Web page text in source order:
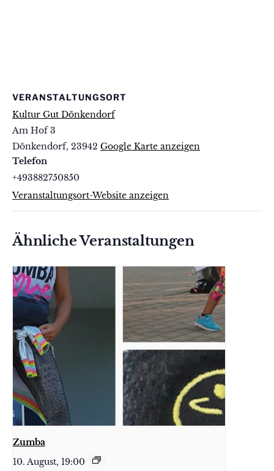
VERANSTALTUNGSORT
Kultur Gut Dönkendorf
Am Hof 3
Dönkendorf, 23942 Google Karte anzeigen
Telefon
+493882750850
Veranstaltungsort-Website anzeigen
Ähnliche Veranstaltungen
Zumba
10. August, 19:00